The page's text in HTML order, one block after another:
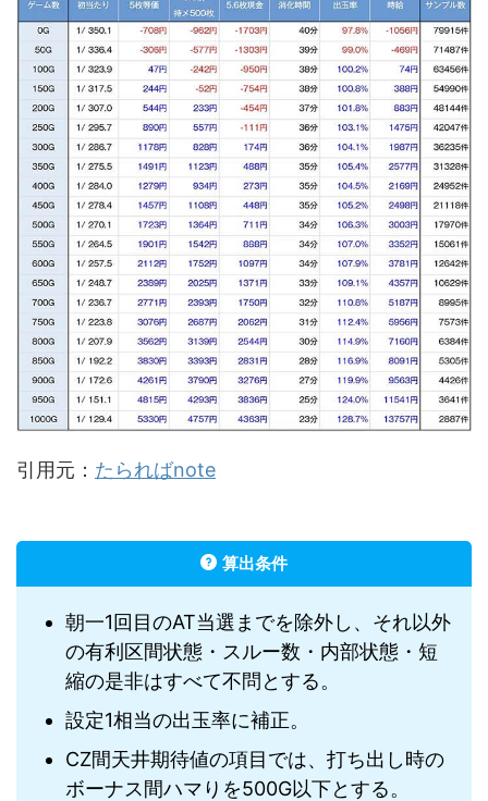
引用元： たらればnote
算出条件
朝一1回目のAT当選までを除外し、それ以外
の有利区間状態・スルー数・内部状態・短
縮の是非はすべて不問とする。
設定1相当の出玉率に補正。
CZ間天井期待値の項目では、打ち出し時の
ボーナス間ハマりを500G以下とする。